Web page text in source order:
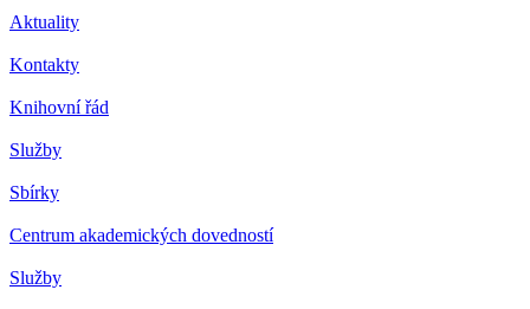
Aktuality
Kontakty
Knihovní řád
Služby
Sbírky
Centrum akademických dovedností
Služby